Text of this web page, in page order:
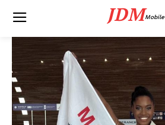
JDMMobile